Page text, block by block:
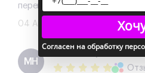
переносом данных
04 Августа 2026
МН
Михаил Нужин
Согласен на обработку